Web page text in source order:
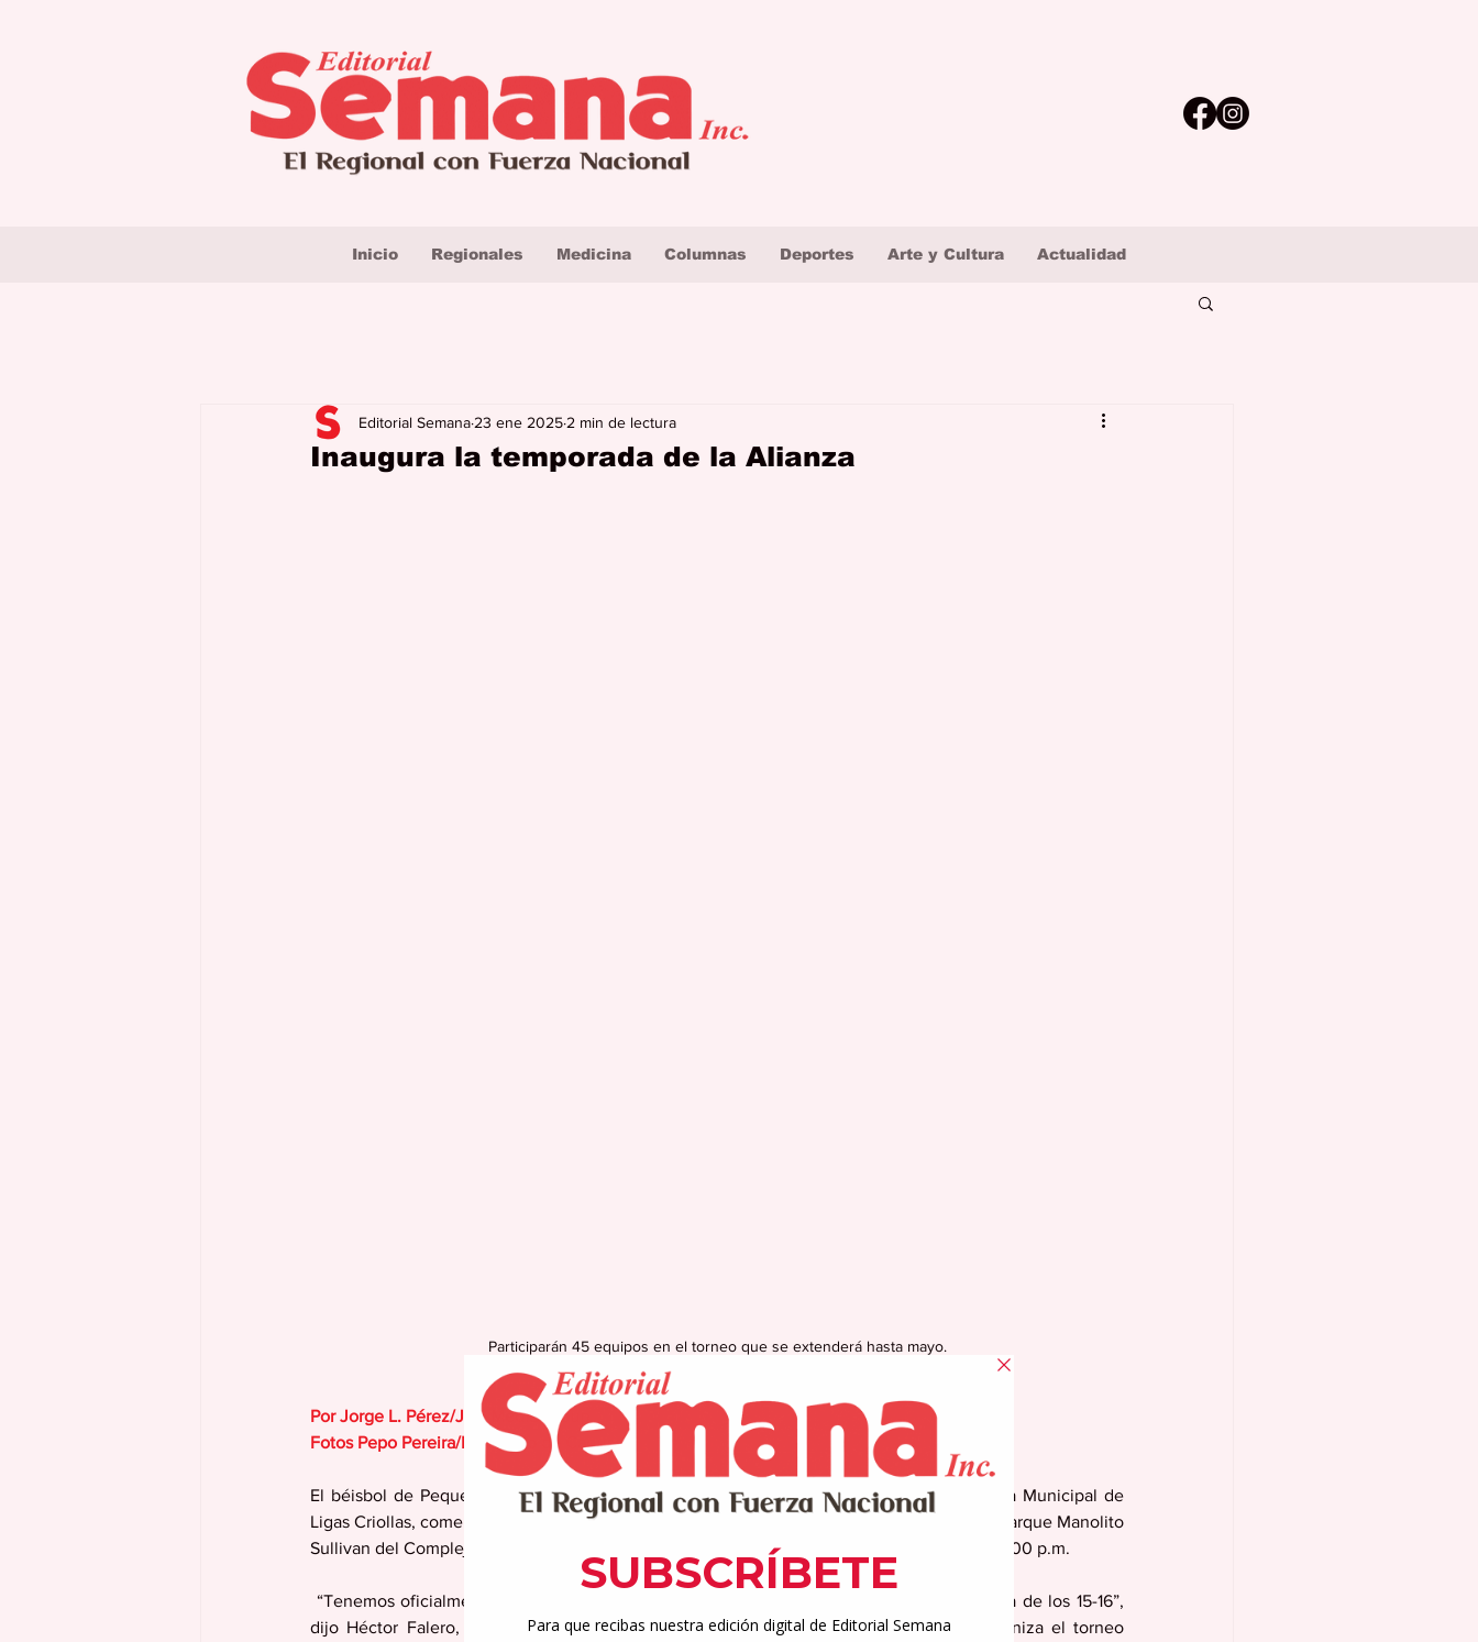
Inicio Regionales Medicina Columnas Deportes Arte y Cultura Actualidad
Inaugura la temporada de la Alianza
Editorial Semana 23 ene 2025 2 min de lectura
Participarán 45 equipos en el torneo que se extenderá hasta mayo.
Por Jorge L. Pérez/JPG Media Group
Fotos Pepo Pereira/Municipio de Caguas
El béisbol de Pequeñas Ligas de Caguas, agrupado ahora bajo el concepto de la Alianza Municipal de
Ligas Criollas, comenzará su segunda temporada como tal este viernes 24 de enero en el parque Manolito
Sullivan del Complejo Deportivo del Este, con una ceremonia inaugural señalada para las 6:00 p.m.
dijo Héctor Falero, director de la Unidad de Sóftbol y Béisbol del municipio, que organiza el torneo